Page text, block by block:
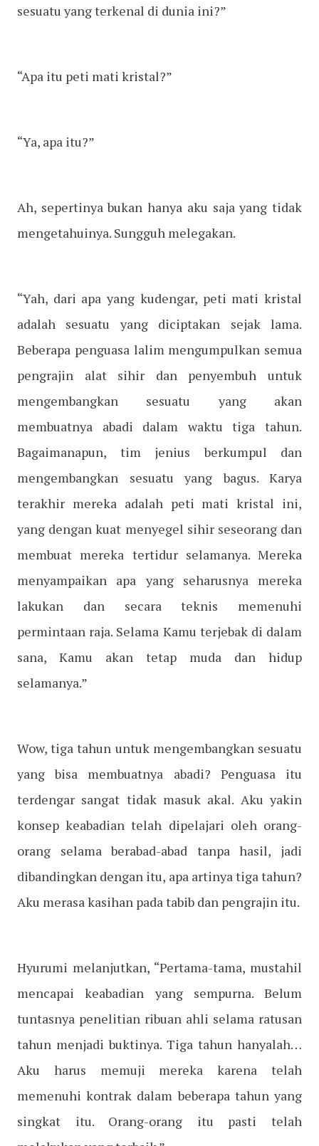
sesuatu yang terkenal di dunia ini?”
“Apa itu peti mati kristal?”
“Ya, apa itu?”
Ah, sepertinya bukan hanya aku saja yang tidak
mengetahuinya. Sungguh melegakan.
“Yah, dari apa yang kudengar, peti mati kristal
adalah sesuatu yang diciptakan sejak lama.
Beberapa penguasa lalim mengumpulkan semua
pengrajin alat sihir dan penyembuh untuk
mengembangkan sesuatu yang akan
membuatnya abadi dalam waktu tiga tahun.
Bagaimanapun, tim jenius berkumpul dan
mengembangkan sesuatu yang bagus. Karya
terakhir mereka adalah peti mati kristal ini,
yang dengan kuat menyegel sihir seseorang dan
membuat mereka tertidur selamanya. Mereka
menyampaikan apa yang seharusnya mereka
lakukan dan secara teknis memenuhi
permintaan raja. Selama Kamu terjebak di dalam
sana, Kamu akan tetap muda dan hidup
selamanya.”
Wow, tiga tahun untuk mengembangkan sesuatu
yang bisa membuatnya abadi? Penguasa itu
terdengar sangat tidak masuk akal. Aku yakin
konsep keabadian telah dipelajari oleh orang-
orang selama berabad-abad tanpa hasil, jadi
dibandingkan dengan itu, apa artinya tiga tahun?
Aku merasa kasihan pada tabib dan pengrajin itu.
Hyurumi melanjutkan, “Pertama-tama, mustahil
mencapai keabadian yang sempurna. Belum
tuntasnya penelitian ribuan ahli selama ratusan
tahun menjadi buktinya. Tiga tahun hanyalah…
Aku harus memuji mereka karena telah
memenuhi kontrak dalam beberapa tahun yang
singkat itu. Orang-orang itu pasti telah